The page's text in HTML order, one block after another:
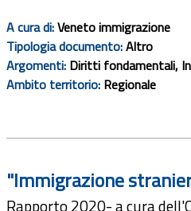
A cura di:Veneto immigrazione
Tipologia documento:Altro
Argomenti: Diritti fondamentali,
Ambito territorio: Regionale
"Immigrazione
Rapporto 2020- a cura